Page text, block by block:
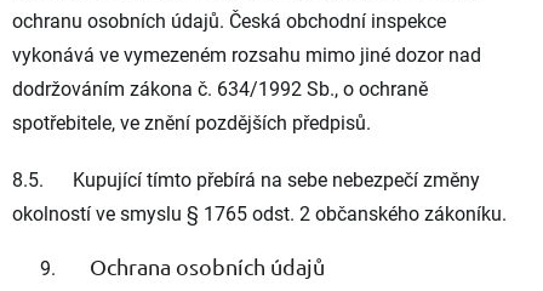
ochranu osobních údajů. Česká obchodní inspekce
vykonává ve vymezeném rozsahu mimo jiné dozor nad
dodržováním zákona č. 634/1992 Sb., o ochraně
spotřebitele, ve znění pozdějších předpisů.
8.5. Kupující tímto přebírá na sebe nebezpečí změny
okolností ve smyslu § 1765 odst. 2 občanského zákoníku.
Ochrana osobních údajů